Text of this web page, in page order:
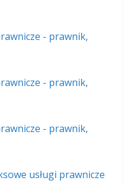
- prawnik,
- prawnik,
- prawnik,
usługi prawnicze